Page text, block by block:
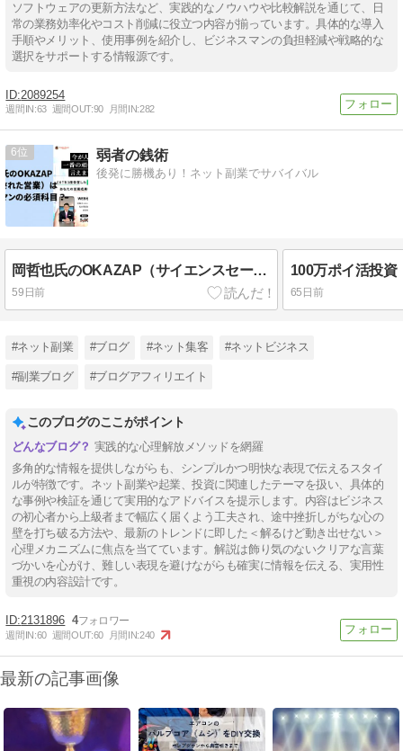
ソフトウェアの更新方法など、実践的なノウハウや比較解説を通じて、日
常の業務効率化やコスト削減に役立つ内容が揃っています。具体的な導入
手順やメリット、使用事例を紹介し、ビジネスマンの負担軽減や戦略的な
選択をサポートする情報源です。
2089254
週間IN:63 週間OUT:90 月間IN:282
6 弱者の銭術
後発に勝機あり！ネット副業でサバイバル
岡哲也氏のOKAZAP（サイエンスセールスカレッジ）は全営業マンの必修科目？
59日前 65日前
#ネット副業 #ブログ #ネット集客 #ネットビジネス
#副業ブログ #ブログアフィリエイト
このブログのここがポイント
実践的な心理解放メソッドを網羅
多角的な情報を提供しながらも、シンプルかつ明快な表現で伝えるスタイ
ルが特徴です。ネット副業や起業、投資に関連したテーマを扱い、具体的
な事例や検証を通じて実用的なアドバイスを提示します。内容はビジネス
の初心者から上級者まで幅広く届くよう工夫され、途中挫折しがちな心の
壁を打ち破る方法や、最新のトレンドに即した＜解るけど動き出せない＞
心理メカニズムに焦点を当てています。解説は飾り気のないクリアな言葉
づかいを心がけ、難しい表現を避けながらも確実に情報を伝える、実用性
重視の内容設計です。
2131896 4
週間IN:60 週間OUT:60 月間IN:240
最新の記事画像